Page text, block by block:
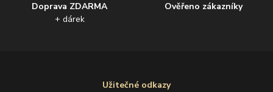
Doprava ZDARMA
+ dárek
Ověřeno zákazníky
Užitečné odkazy